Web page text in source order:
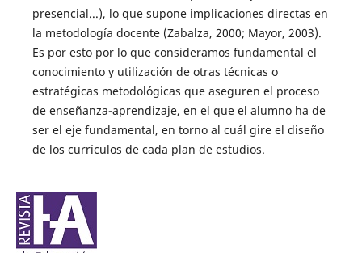
presencial...), lo que supone implicaciones directas en
la metodología docente (Zabalza, 2000; Mayor, 2003).
Es por esto por lo que consideramos fundamental el
conocimiento y utilización de otras técnicas o
estratégicas metodológicas que aseguren el proceso
de enseñanza-aprendizaje, en el que el alumno ha de
ser el eje fundamental, en torno al cuál gire el diseño
de los currículos de cada plan de estudios.